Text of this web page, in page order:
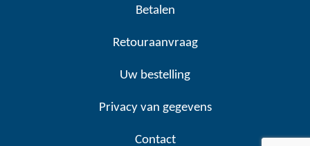
Betalen
Retouraanvraag
Uw bestelling
Privacy van gegevens
Contact